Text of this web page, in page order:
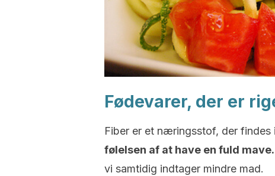
Fødevarer, der er
Fiber er et næringsstof, der findes
følelsen af ​​at have en fuld mave.
vi samtidig indtager mindre mad.